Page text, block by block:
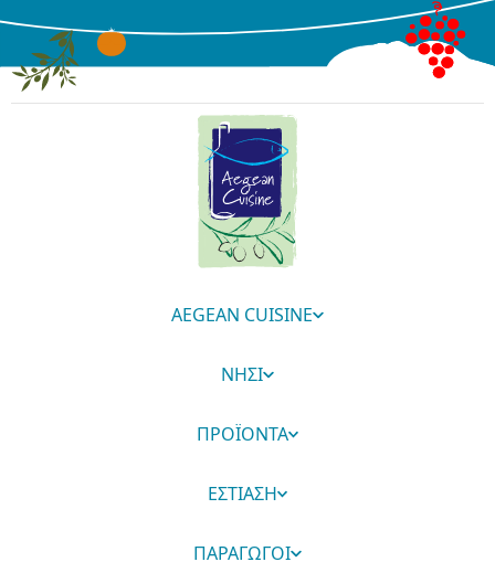
AEGEAN CUISINE
ΝΗΣΙ
ΠΡΟΪΟΝΤΑ
ΕΣΤΙΑΣΗ
ΠΑΡΑΓΩΓΟΙ